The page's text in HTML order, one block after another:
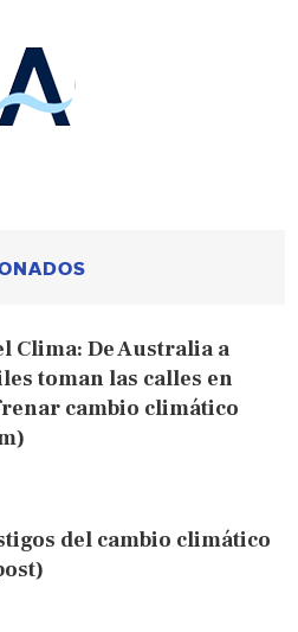
Clima: De Australia a
toman las calles en
cambio climático
del cambio climático